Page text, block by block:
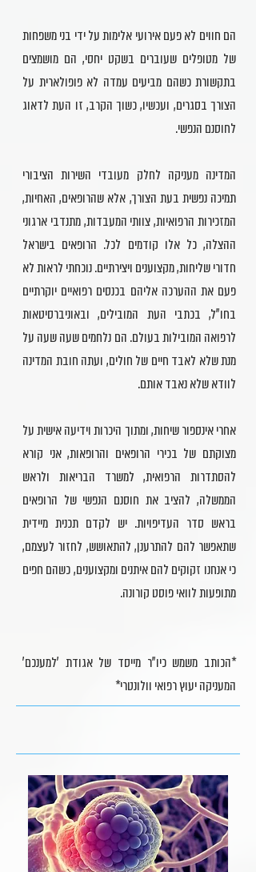
הם חווים לא פעם אירועי אלימות על ידי בני משפחות
של מטופלים שעוברים בשקט יחסי, הם מושמצים
בתקשורת כשהם מביעים עמדה לא פופולארית על
הצורך בסגרים, ועכשיו, כשוך הקרב, זו העת לדאוג
לחוסנם הנפשי.
המדינה מעניקה לחלק מעובדי השירות הציבורי
תמיכה נפשית בעת הצורך, אלא שהרופאים, האחיות,
המזכירות הרפואיות, צוותי המעבדות, מתנדבי ארגוני
ההצלה, כל אלו קודמים לכל. הרופאים בישראל
חדורי שליחות, מקצוענים ויצירתיים. נוכחתי לראות לא
פעם את ההערכה אליהם בכנסים רפואיים יוקרתיים
בחו"ל, בכתבי העת המובילים, ובאוניברסיטאות
לרפואה המובילות בעולם. הם נלחמים שעה שעה על
מנת שלא לאבד חיים של חולים, ועתה חובת המדינה
לוודא שלא נאבד אותם.
אחרי אינספור שיחות, ומתוך היכרות וידיעה אישית על
מצוקתם של בכירי הרופאים והרופאות, אני קורא
להסתדרות הרפואית, למשרד הבריאות ולראש
הממשלה, להציב את חוסנם הנפשי של הרופאים
בראש סדר העדיפויות. יש לקדם תכנית מיידית
שתאפשר להם להתרענן, להתאושש, לחזור לעצמם,
כי אנחנו זקוקים להם איתנים ומקצוענים, כשהם חפים
מתופעות לוואי פוסט קורונה.
*הכותב משמש כיו"ר מייסד של אגודת 'למענכם'
המעניקה יעוץ רפואי וולונטרי*